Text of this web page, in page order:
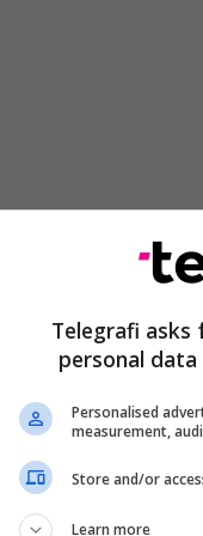
Mustafa rrëfeu
si dhe
tha se gjatë
në shtëpinë e
fëmijë.
27 mars të vitit
Telegrafi asks
personal
Personalised
measurement,
Store and/or
Learn more